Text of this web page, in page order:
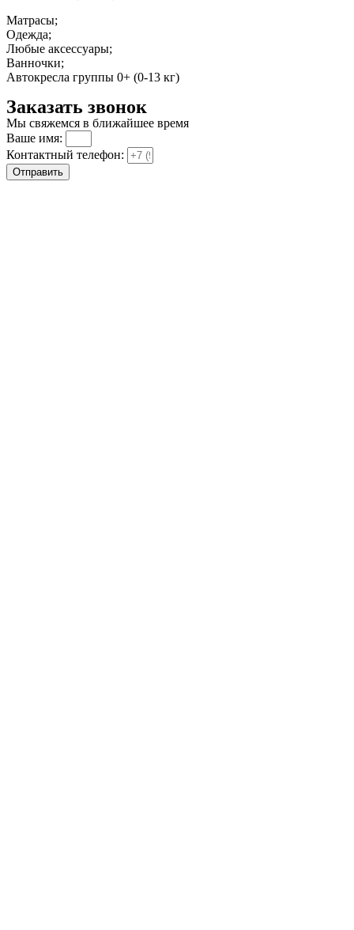
Матрасы;
Одежда;
Любые аксессуары;
Ванночки;
Автокресла группы 0+ (0-13 кг)
Заказать звонок
Мы свяжемся в ближайшее время
Ваше имя:
Контактный телефон:
Отправить